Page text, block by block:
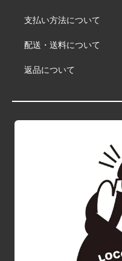
支払い方法について
配送・送料について
返品について